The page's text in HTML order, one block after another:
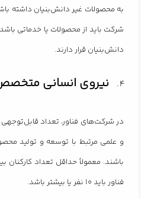
شرکت باید از محصولات یا خدماتی
دانش‌بنیان قرار دارند.
نیروی انسانی
در شرکت‌های فناور، تعداد قابل‌توجهی
و علمی مرتبط با توسعه و تولید
باشند. معمولاً حداقل تعداد
فناور باید ۱۰ نفر یا بیشتر باشد.